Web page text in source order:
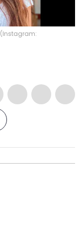
(Instagram: